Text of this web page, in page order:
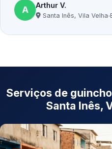
A Arthur V.
Santa Inês, Vila
Serviços de
Santa Inês,